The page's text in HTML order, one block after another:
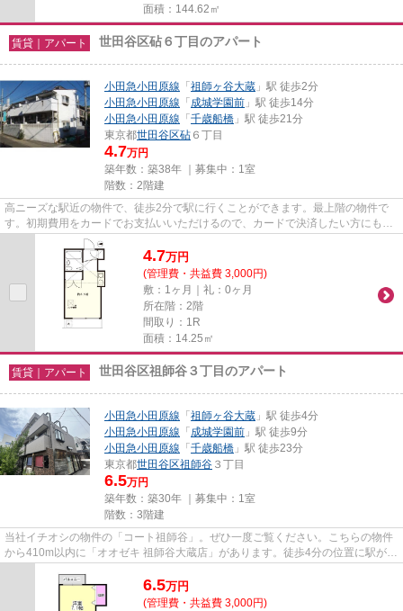
面積：144.62㎡
賃貸｜アパート 世田谷区砧６丁目のアパート
小田急小田原線 「祖師ヶ谷大蔵 」駅 徒歩2分
小田急小田原線 「成城学園前 」駅 徒歩14分
小田急小田原線 「千歳船橋 」駅 徒歩21分
東京都世田谷区砧 ６丁目
4.7万円
築年数：築38年 ｜募集中： 1室
階数：2階建
高ニーズな駅近の物件で、徒歩2分で駅に行くことができます。最上階の物件で
す。初期費用をカードでお支払いいただけるので、カードで決済したい方にもお
すすめです。ご利用できる駅は...
4.7万円
(管理費・共益費 3,000円)
敷：1ヶ月｜礼：0ヶ月
所在階：2階
間取り：1R
面積：14.25㎡
賃貸｜アパート 世田谷区祖師谷３丁目のアパート
小田急小田原線 「祖師ヶ谷大蔵 」駅 徒歩4分
小田急小田原線 「成城学園前 」駅 徒歩9分
小田急小田原線 「千歳船橋 」駅 徒歩23分
東京都世田谷区祖師谷 ３丁目
6.5万円
築年数：築30年 ｜募集中： 1室
階数：3階建
当社イチオシの物件の「コート祖師谷」。ぜひ一度ご覧ください。こちらの物件
から410m以内に「オオゼキ 祖師谷大蔵店」があります。徒歩4分の位置に駅があ
る物件です。2駅利用可能なの...
6.5万円
(管理費・共益費 3,000円)